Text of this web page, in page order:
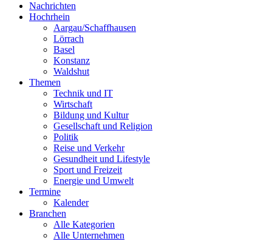
Nachrichten
Hochrhein
Aargau/Schaffhausen
Lörrach
Basel
Konstanz
Waldshut
Themen
Technik und IT
Wirtschaft
Bildung und Kultur
Gesellschaft und Religion
Politik
Reise und Verkehr
Gesundheit und Lifestyle
Sport und Freizeit
Energie und Umwelt
Termine
Kalender
Branchen
Alle Kategorien
Alle Unternehmen